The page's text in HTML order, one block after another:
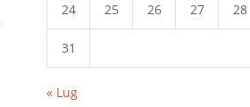
24 25 26 27 28
31
« Lug